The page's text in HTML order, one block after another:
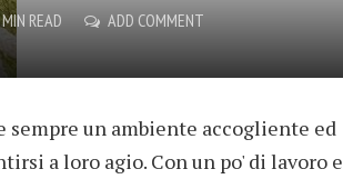
READ ADD COMMENT
sempre un ambiente accogliente ed
a loro agio. Con un po' di lavoro e